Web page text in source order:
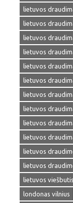
lietuvos
lietuvos
lietuvos
lietuvos
lietuvos
lietuvos
lietuvos
lietuvos
lietuvos
lietuvos
lietuvos
lietuvos
lietuvos viešbutis
londonas vilnius